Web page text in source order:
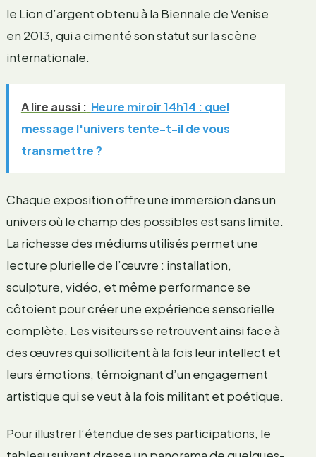
le Lion d’argent obtenu à la Biennale de Venise
en 2013, qui a cimenté son statut sur la scène
internationale.
A lire aussi : Heure miroir 14h14 : quel
message l'univers tente-t-il de vous
transmettre ?
Chaque exposition offre une immersion dans un
univers où le champ des possibles est sans limite.
La richesse des médiums utilisés permet une
lecture plurielle de l’œuvre : installation,
sculpture, vidéo, et même performance se
côtoient pour créer une expérience sensorielle
complète. Les visiteurs se retrouvent ainsi face à
des œuvres qui sollicitent à la fois leur intellect et
leurs émotions, témoignant d’un engagement
artistique qui se veut à la fois militant et poétique.
Pour illustrer l’étendue de ses participations, le